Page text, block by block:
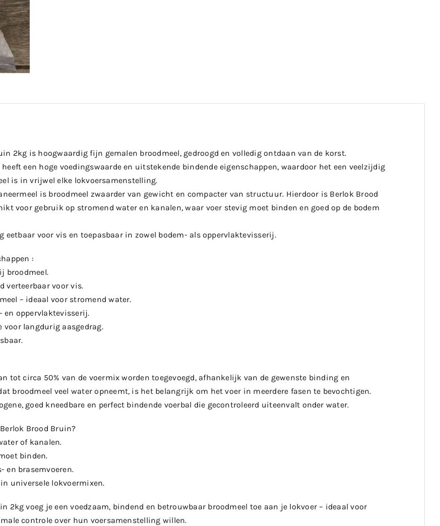
2kg is hoogwaardig fijn gemalen broodmeel, gedroogd en volledig ontdaan van de korst.
een hoge voedingswaarde en uitstekende bindende eigenschappen, waardoor het een veelzijdig
is in vrijwel elke lokvoersamenstelling.
is broodmeel zwaarder van gewicht en compacter van structuur. Hierdoor is Berlok Brood
voor gebruik op stromend water en kanalen, waar voer stevig moet binden en goed op de bodem
eetbaar voor vis en toepasbaar in zowel bodem- als oppervlaktevisserij.
:
broodmeel.
verteerbaar voor vis.
– ideaal voor stromend water.
en oppervlaktevisserij.
voor langdurig aasgedrag.
tot circa 50% van de voermix worden toegevoegd, afhankelijk van de gewenste binding en
broodmeel veel water opneemt, is het belangrijk om het voer in meerdere fasen te bevochtigen.
goed kneedbare en perfect bindende voerbal die gecontroleerd uiteenvalt onder water.
Brood Bruin?
of kanalen.
binden.
en brasemvoeren.
universele lokvoermixen.
2kg voeg je een voedzaam, bindend en betrouwbaar broodmeel toe aan je lokvoer – ideaal voor
controle over hun voersamenstelling willen.